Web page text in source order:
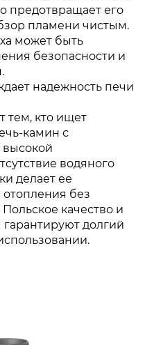
предотвращает его
пламени чистым.
может быть
безопасности и
надежность печи
тем, кто ищет
камин с
водяного
делает ее
без
качество и
долгий